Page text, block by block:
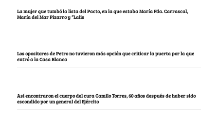
La mujer que tumbó la lista del Pacto, en la que estaba María Fda. Carrascal,
María del Mar Pizarro y “Lalis
Los opositores de Petro no tuvieron más opción que criticar la puerta por la que
entró a la Casa Blanca
Así encontraron el cuerpo del cura Camilo Torres, 60 años después de haber sido
escondido por un general del Ejército